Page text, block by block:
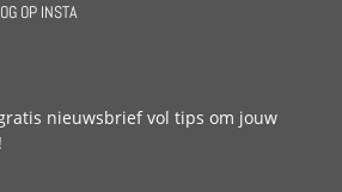
OP INSTA
nieuwsbrief vol tips om jouw